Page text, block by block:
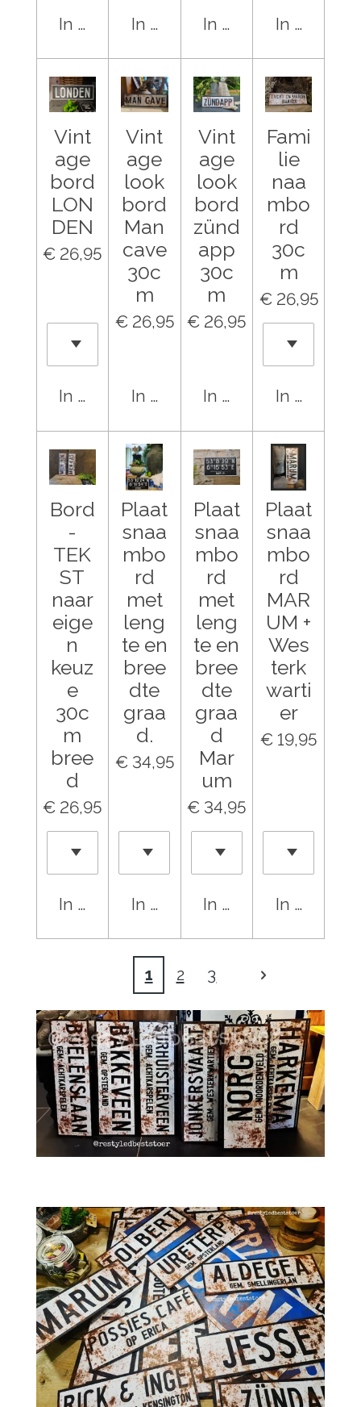
In winkelwagenIn winkelwagenIn winkelwagen
In
Vint
age
bord
LON
DEN
€ 26,95
In winkelwagen
Vint
age
look
bord
Man
cave
30c
m
€ 26,95
In winkelwagen
Vint
age
look
bord
zünd
app
30c
m
€ 26,95
In winkelwagen
Fami
lie
naa
mbo
rd
30c
m
€ 26,95
In
Bord
-
TEK
ST
naar
eige
n
keuz
e
30c
m
bree
d
€ 26,95
In winkelwagen
Plaat
snaa
mbo
rd
met
leng
te en
bree
dte
graa
d.
€ 34,95
In winkelwagen
Plaat
snaa
mbo
rd
met
leng
te en
bree
dte
graa
d
Mar
um
€ 34,95
In winkelwagen
Plaat
snaa
mbo
rd
MAR
UM +
Wes
terk
warti
er
€ 19,95
In
1 2 3